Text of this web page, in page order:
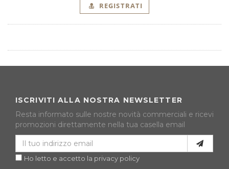
REGISTRATI
ISCRIVITI ALLA NOSTRA NEWSLETTER
Resta informato sulle nostre novità commerciali e ricevi
promozioni direttamente nella tua casella email
Ho letto e accetto la privacy policy